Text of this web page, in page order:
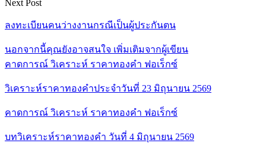
Next Post
ลงทะเบียนคนว่างงานกรณีเป็นผู้ประกันตน
นอกจากนี้คุณยังอาจสนใจ เพิ่มเติมจากผู้เขียน
คาดการณ์ วิเคราะห์ ราคาทองคำ ฟอเร็กซ์
วิเคราะห์ราคาทองคำประจำวันที่ 23 มิถุนายน 2569
คาดการณ์ วิเคราะห์ ราคาทองคำ ฟอเร็กซ์
บทวิเคราะห์ราคาทองคำ วันที่ 4 มิถุนายน 2569